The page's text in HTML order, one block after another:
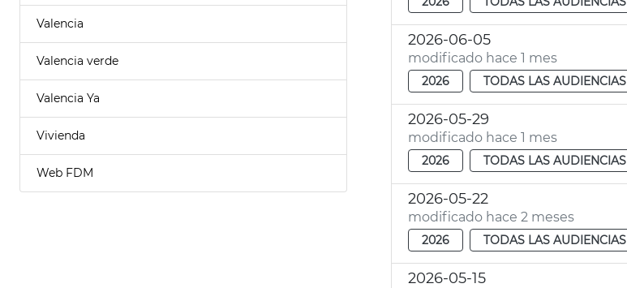
Valencia
Valencia verde
Valencia Ya
Vivienda
Web FDM
2026-06-05
modificado hace 1 mes
2026 TODAS LAS AUDIENCIAS
2026-05-29
modificado hace 1 mes
2026 TODAS LAS AUDIENCIAS
2026-05-22
modificado hace 2 meses
2026 TODAS LAS AUDIENCIAS
2026-05-15